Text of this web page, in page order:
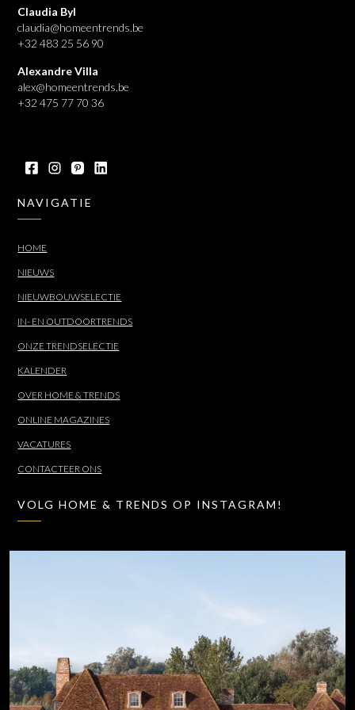
Claudia Byl
claudia@homeentrends.be
+32 483 25 56 90
Alexandre Villa
alex@homeentrends.be
+32 475 77 70 36
NAVIGATIE
HOME
NIEUWS
NIEUWBOUWSELECTIE
IN- EN OUTDOORTRENDS
ONZE TRENDSELECTIE
KALENDER
OVER HOME & TRENDS
ONLINE MAGAZINES
VACATURES
CONTACTEER ONS
VOLG HOME & TRENDS OP INSTAGRAM!